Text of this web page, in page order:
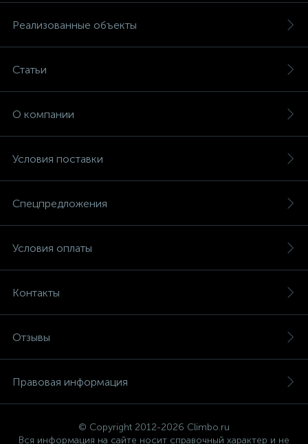
Реализованные объекты
Статьи
О компании
Условия поставки
Спецпредложения
Условия оплаты
Контакты
Отзывы
Правовая информация
© Copyright 2012-2026 Climbo.ru
Вся информация на сайте носит справочный характер и не